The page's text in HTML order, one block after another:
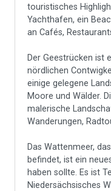
touristisches
Yachthafen, ein
an Cafés,
Der Geestrücken ist
nördlichen
einige gelegene
Moore und Wälder.
malerische
Wanderungen,
Das Wattenmeer,
befindet, ist ein
haben sollte. Es ist
Niedersächsisches